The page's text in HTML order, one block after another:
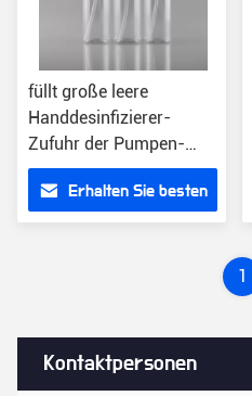
Kontaktpersonen
füllt große leere
Handdesinfizierer-
Zufuhr der Pumpen-
250ml runde Schulter-
Aluminiumoxyd-
Emulsion ab
Erhalten Sie besten
1